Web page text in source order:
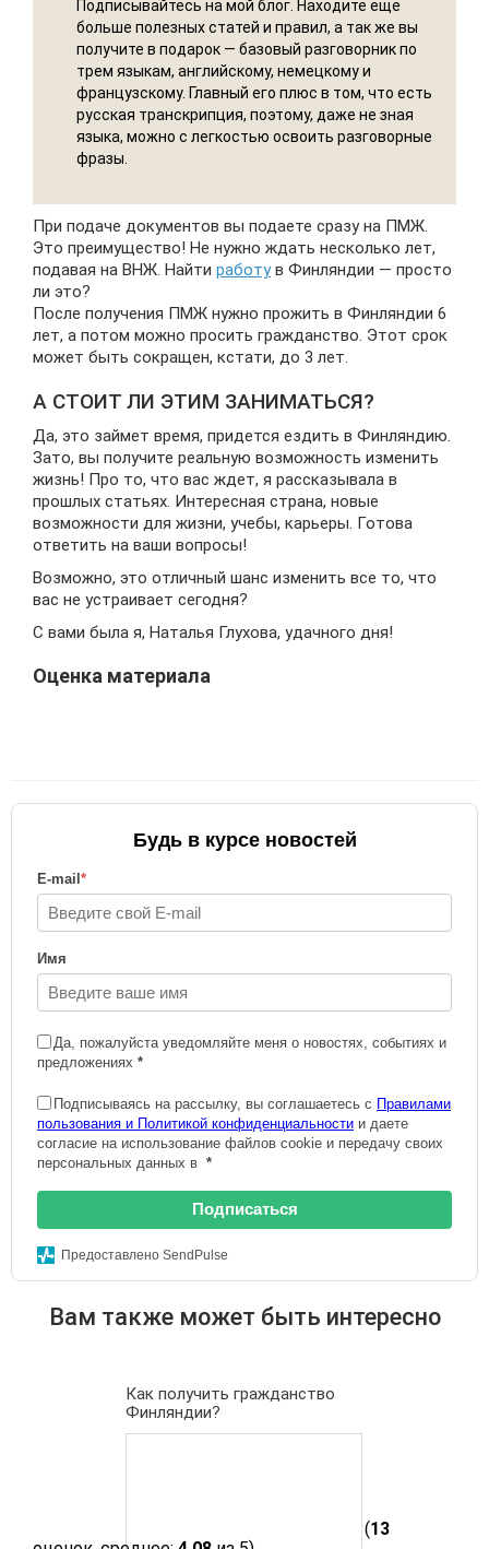
Подписывайтесь на мой блог. Находите еще
больше полезных статей и правил, а так же вы
получите в подарок — базовый разговорник по
трем языкам, английскому, немецкому и
французскому. Главный его плюс в том, что есть
русская транскрипция, поэтому, даже не зная
языка, можно с легкостью освоить разговорные
фразы.
При подаче документов вы подаете сразу на ПМЖ.
Это преимущество! Не нужно ждать несколько лет,
подавая на ВНЖ. Найти работув Финляндии — просто
ли это?
После получения ПМЖ нужно прожить в Финляндии 6
лет, а потом можно просить гражданство. Этот срок
может быть сокращен, кстати, до 3 лет.
А СТОИТ ЛИ ЭТИМ ЗАНИМАТЬСЯ?
Да, это займет время, придется ездить в Финляндию.
Зато, вы получите реальную возможность изменить
жизнь! Про то, что вас ждет, я рассказывала в
прошлых статьях. Интересная страна, новые
возможности для жизни, учебы, карьеры. Готова
ответить на ваши вопросы!
Возможно, это отличный шанс изменить все то, что
вас не устраивает сегодня?
С вами была я, Наталья Глухова, удачного дня!
Оценка материала
(13
Будь в курсе новостей
E-mail *
Имя
Да, пожалуйста уведомляйте меня о новостях, событиях и
предложениях *
Подписываясь на рассылку, вы соглашаетесь с Правилами
пользования и Политикой конфиденциальности и даете
согласие на использование файлов cookie и передачу своих
персональных данных в *
Подписаться
Предоставлено SendPulse
Вам также может быть интересно
Как получить гражданство
Финляндии?